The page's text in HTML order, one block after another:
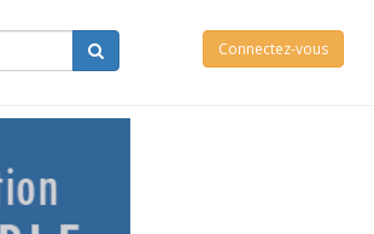
Connectez-vous